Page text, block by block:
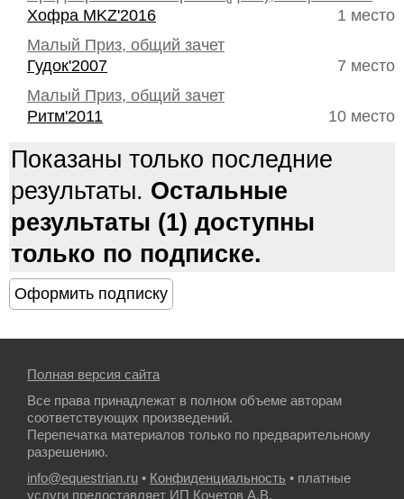
1 место
Хофра MKZ'2016
Малый Приз, общий зачет
7 место
Гудок'2007
Малый Приз, общий зачет
10 место
Ритм'2011
Показаны только последние
результаты. Остальные
результаты (1) доступны
только по подписке.
Полная версия сайта
Все права принадлежат в полном объеме авторам
соответствующих произведений.
Перепечатка материалов только по предварительному
разрешению.
info@equestrian.ru • Конфиденциальность • платные
услуги предоставляет ИП Кочетов А.В.